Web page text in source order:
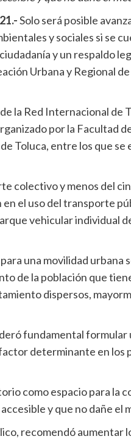
Solo será posible
y sociales si se
y un respaldo
Urbana y Regional
la Red Internacional de
por la Facultad
Toluca, entre los que
colectivo y menos del
el uso del transporte
vehicular individual
una movilidad urbana
de la población que
dispersos,
fundamental formular
determinante en los
como espacio para la
y que no dañe el
recomendó aumentar